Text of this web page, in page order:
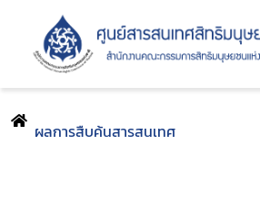
ผลการสืบค้นสารสนเทศ